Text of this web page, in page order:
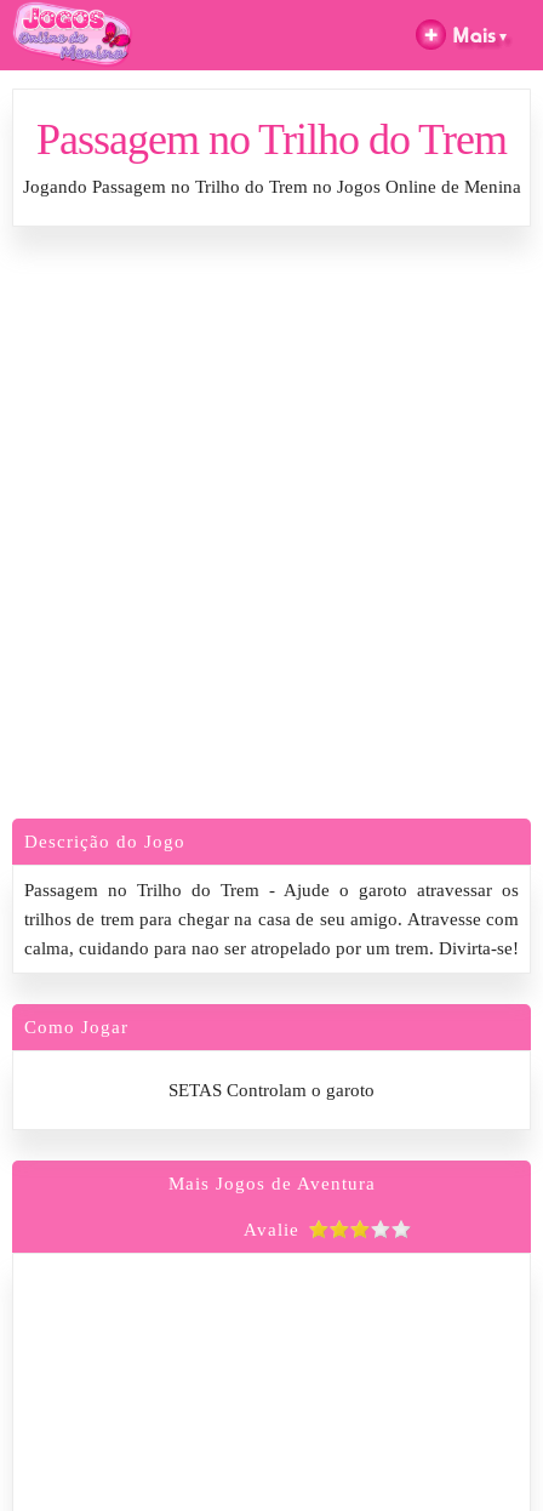
Passagem no Trilho do Trem
Jogando Passagem no Trilho do Trem no Jogos Online de Menina
Descrição do Jogo
Passagem no Trilho do Trem - Ajude o garoto atravessar os
trilhos de trem para chegar na casa de seu amigo. Atravesse com
calma, cuidando para nao ser atropelado por um trem. Divirta-se!
Como Jogar
SETAS Controlam o garoto
Mais Jogos de Aventura
Avalie